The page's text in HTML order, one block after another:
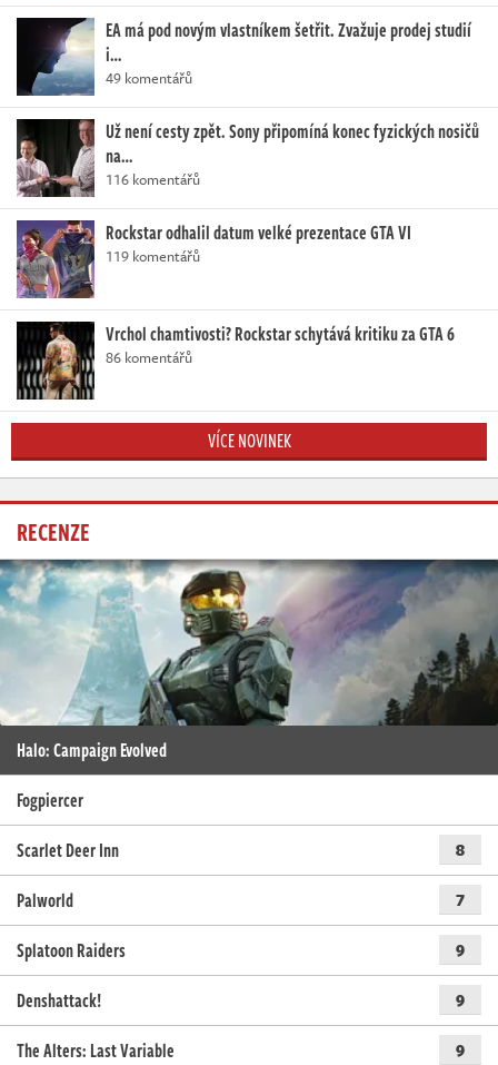
EA má pod novým vlastníkem šetřit. Zvažuje prodej studií
i…
49 komentářů
Už není cesty zpět. Sony připomíná konec fyzických nosičů
na…
116 komentářů
Rockstar odhalil datum velké prezentace GTA VI
119 komentářů
Vrchol chamtivosti? Rockstar schytává kritiku za GTA 6
86 komentářů
VÍCE NOVINEK
RECENZE
Halo: Campaign Evolved
Fogpiercer
Scarlet Deer Inn
8
Palworld 7
Splatoon Raiders 9
Denshattack! 9
The Alters: Last Variable 9